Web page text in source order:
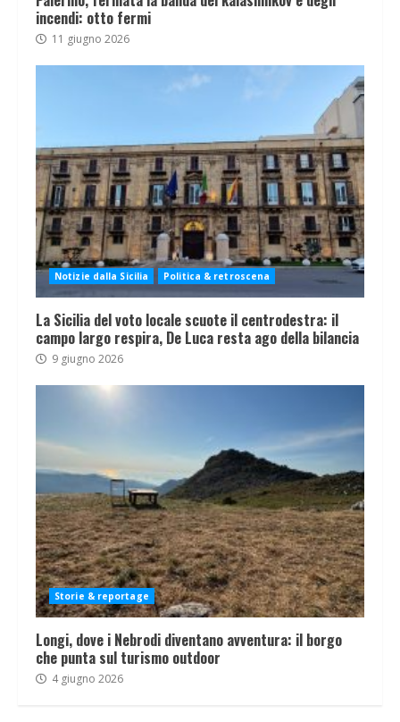
incendi: otto fermi
11 giugno 2026
Notizie dalla Sicilia Politica & retroscena
La Sicilia del voto locale scuote il centrodestra: il
campo largo respira, De Luca resta ago della bilancia
9 giugno 2026
Storie & reportage
Longi, dove i Nebrodi diventano avventura: il borgo
che punta sul turismo outdoor
4 giugno 2026